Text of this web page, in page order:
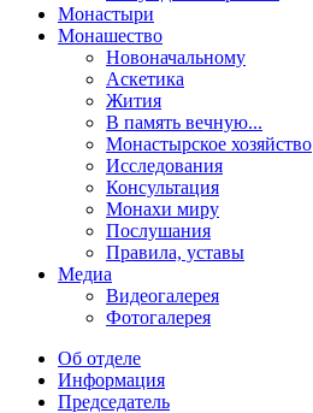
Монастыри
Монашество
Новоначальному
Аскетика
Жития
В память вечную...
Монастырское хозяйство
Исследования
Консультация
Монахи миру
Послушания
Правила, уставы
Медиа
Видеогалерея
Фотогалерея
Об отделе
Информация
Председатель